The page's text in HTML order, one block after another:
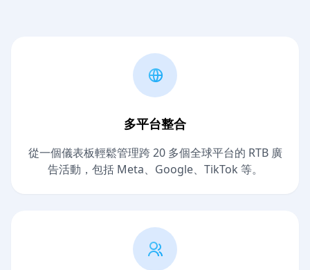
多平台整合
從一個儀表板輕鬆管理跨 20 多個全球平台的 RTB 廣
告活動，包括 Meta、Google、TikTok 等。